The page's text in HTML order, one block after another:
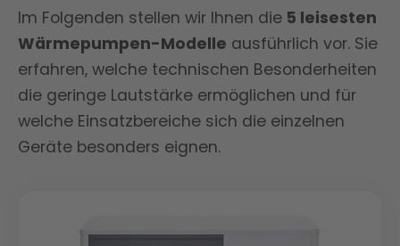
Im Folgenden stellen wir Ihnen die 5 leisesten
Wärmepumpen-Modelle ausführlich vor. Sie
erfahren, welche technischen Besonderheiten
die geringe Lautstärke ermöglichen und für
welche Einsatzbereiche sich die einzelnen
Geräte besonders eignen.